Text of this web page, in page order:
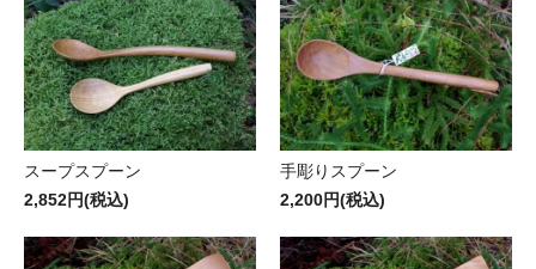
スープスプーン
2,852円(税込)
手彫りスプーン
2,200円(税込)